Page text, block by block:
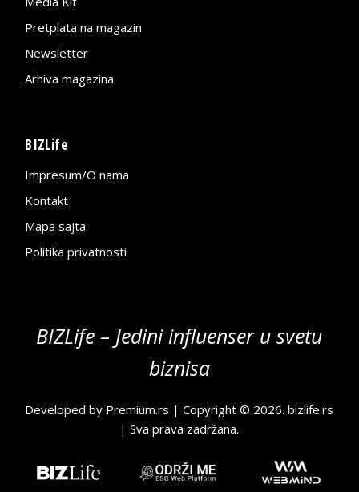
Pretplata na magazin
Newsletter
Arhiva magazina
BIZLife
Impresum/O nama
Kontakt
Mapa sajta
Politika privatnosti
BIZLife – Jedini influenser u svetu
biznisa
Developed by Premium.rs | Copyright © 2026.bizlife.rs
| Sva prava zadržana.